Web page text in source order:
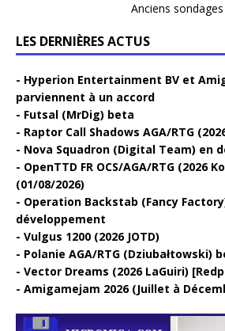
Anciens sondages
LES DERNIÈRES ACTUS
Hyperion Entertainment BV et
parviennent à un accord
Futsal (MrDig) beta
Raptor Call Shadows AGA/RTG
Nova Squadron (Digital Team) en
OpenTTD FR OCS/AGA/RTG (2026
(01/08/2026)
Operation Backstab (Fancy
développement
Vulgus 1200 (2026 JOTD)
Polanie AGA/RTG (Dziubałtowski)
Vector Dreams (2026 LaGuiri)
Amigamejam 2026 (Juillet à